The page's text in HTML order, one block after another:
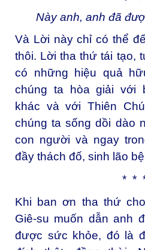
Này anh, anh đã
Và Lời này chỉ có thể
thôi. Lời tha thứ tái tạo,
có những hiệu quả
chúng ta hòa giải với
khác và với Thiên
chúng ta sống dồi dào
con người và ngay
đầy thách đố, sinh lão
* *
Khi ban ơn tha thứ
Giê-su muốn dẫn anh
được sức khỏe, đó là